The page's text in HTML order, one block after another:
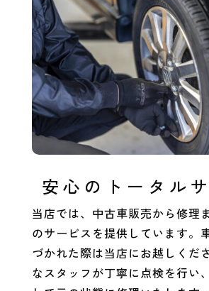
安心のトータル
当店では、 中古車販売から修理
のサービスを提供しています。
づかれた際は当店にお越しくだ
なスタッフが丁寧に点検を行い